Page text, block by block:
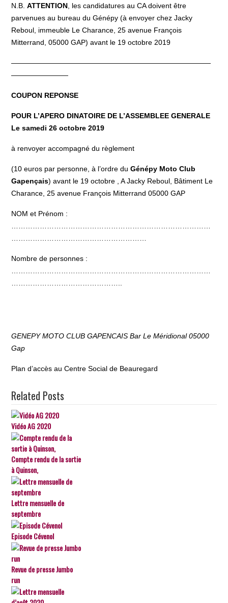
N.B.ATTENTION les candidatures au CA doivent être
parvenues au bureau du Génépy (à envoyer chez Jacky
Reboul, immeuble Le Charance, 25 avenue François
Mitterrand, 05000 GAP) avant le 19 octobre 2019
————————————————————————————
————————
COUPON REPONSE
POUR L’APERO DINATOIRE DE L’ASSEMBLEE GENERALE
Le samedi 26 octobre 2019
à renvoyer accompagné du règlement
(10 euros par personne, à l’ordre duGénépy Moto Club
Gapençais) avant le 19 octobre , A Jacky Reboul, Bâtiment Le
Charance, 25 avenue François Mitterrand 05000 GAP
NOM et Prénom :
Nombre de personnes :
GENEPY MOTO CLUB GAPENCAIS Bar Le Méridional 05000
Gap
Plan d’accès au Centre Social de Beauregard
Related Posts
Vidéo AG 2020
Compte rendu de la sortie
à Quinson,
Lettre mensuelle de
septembre
Episode Cévenol
Revue de presse Jumbo
run